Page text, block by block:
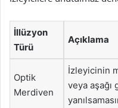
İllüzyon
Türü
Açıklama
Optik
Merdiven
İzleyicinin
veya aşağı